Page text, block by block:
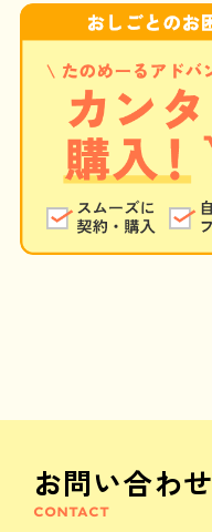
お問い合わせ
CONTACT